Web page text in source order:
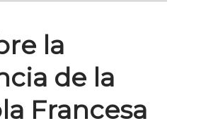
la
de la
Francesa